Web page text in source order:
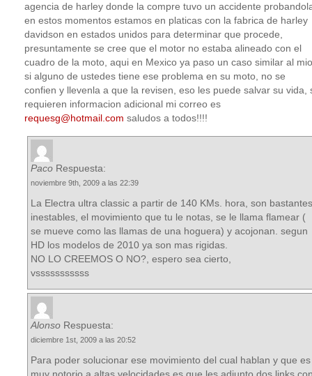
agencia de harley donde la compre tuvo un accidente
en estos momentos estamos en platicas con la fabrica de harley
davidson en estados unidos para determinar que procede,
presuntamente se cree que el motor no estaba alineado con el
cuadro de la moto, aqui en Mexico ya paso un caso similar al
si alguno de ustedes tiene ese problema en su moto, no se
confien y llevenla a que la revisen, eso les puede salvar su vida,
requieren informacion adicional mi correo es
requesg@hotmail.com saludos a todos!!!!
Paco Respuesta:
noviembre 9th, 2009 a las 22:39
La Electra ultra classic a partir de 140 KMs. hora, son bastantes
inestables, el movimiento que tu le notas, se le llama flamear (
se mueve como las llamas de una hoguera) y acojonan. segun
HD los modelos de 2010 ya son mas rigidas.
NO LO CREEMOS O NO?, espero sea cierto,
vsssssssssss
Alonso Respuesta:
diciembre 1st, 2009 a las 20:52
Para poder solucionar ese movimiento del cual hablan y que es